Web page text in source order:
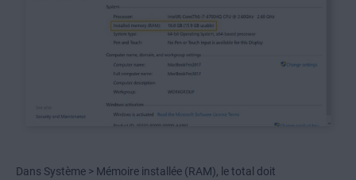
Dans Système > Mémoire installée (RAM), le total doit